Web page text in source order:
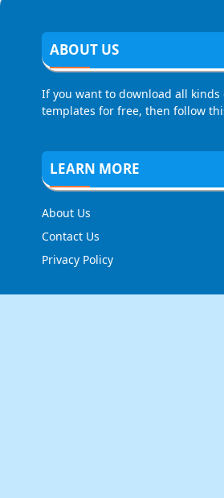
ABOUT US
If you want to download all kinds
templates for free, then follow
LEARN MORE
About Us
Contact Us
Privacy Policy